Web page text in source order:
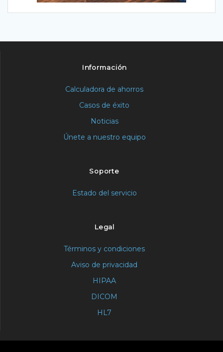
Información
Calculadora de ahorros
Casos de éxito
Noticias
Únete a nuestro equipo
Soporte
Estado del servicio
Legal
Términos y condiciones
Aviso de privacidad
HIPAA
DICOM
HL7